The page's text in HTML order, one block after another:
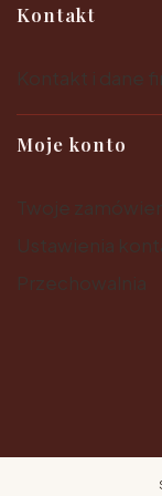
Kontakt
Moje konto